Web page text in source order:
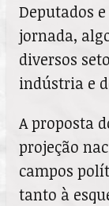
Deputados
jornada,
diversos
indústria e
A proposta
projeção
campos
tanto à